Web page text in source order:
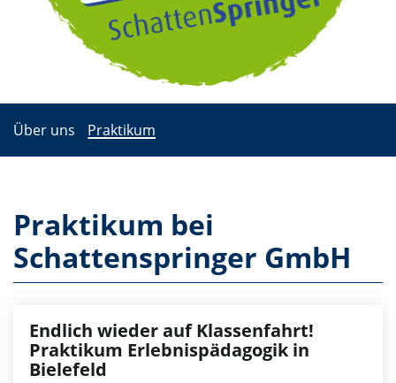
Über uns Praktikum
Praktikum bei
Schattenspringer GmbH
Endlich wieder auf Klassenfahrt!
Praktikum Erlebnispädagogik in
Bielefeld